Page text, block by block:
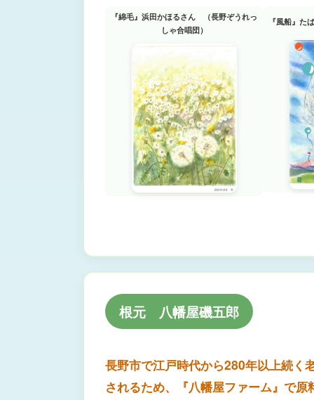
『綿毛』浜田かほるさん （長野ぞうれっ
しゃ合唱団）
『風船』た
根元 八幡屋磯五郎
長野市で江戸時代から280年以上続く
されるため、『八幡屋ファーム』で